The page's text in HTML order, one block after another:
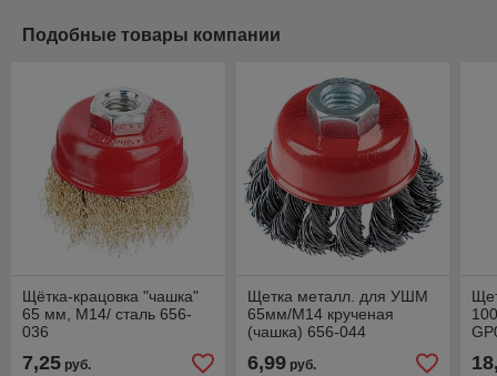
Подобные товары компании
Щётка-крацовка "чашка"
65 мм, М14/ сталь 656-
036
7,25 руб.
Щетка металл. для УШМ
65мм/М14 крученая
(чашка) 656-044
6,99руб.